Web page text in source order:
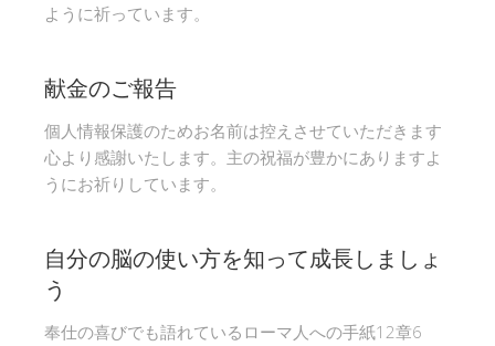
ように祈っています。
献金のご報告
個人情報保護のためお名前は控えさせていただきます
心より感謝いたします。主の祝福が豊かにありますよ
うにお祈りしています。
自分の脳の使い方を知って成長しましょ
う
奉仕の喜びでも語れているローマ人への手紙12章6